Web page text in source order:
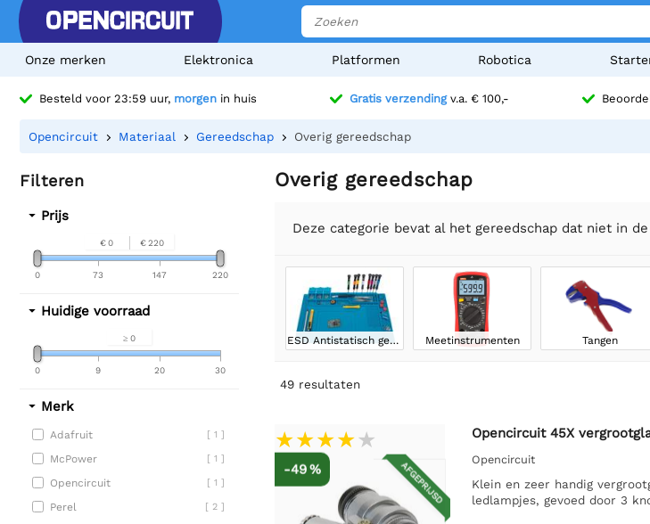
Onze merken Elektronica Platformen Robotica
Besteld voor 23:59 uur, morgen in huis Gratis verzendingv.a. € 100,-
Opencircuit Materiaal Gereedschap Overig gereedschap
Filteren
Prijs
€ 0 € 220
0 220
73 147
Huidige voorraad
≥ 0
0 30
9 20
Merk
Adafruit [ 1 ]
McPower [ 1 ]
Opencircuit [ 1 ]
Perel [ 2 ]
Overig gereedschap
Deze categorie bevat al het gereedschap dat niet in
ESD Antistatisch gereedschap Meetinstrumenten Tangen
49 resultaten
AFGEPRIJSD
-49 %
Opencircuit 45X
Opencircuit
Klein en zeer handig
ledlampjes, gevoed door 3